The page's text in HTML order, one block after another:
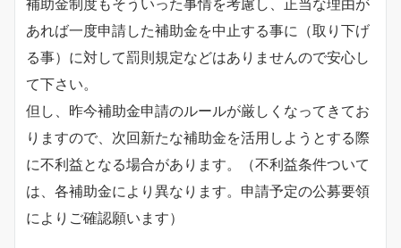
補助金制度もそういった事情を考慮し、正当な理由が
あれば一度申請した補助金を中止する事に（取り下げ
る事）に対して罰則規定などはありませんので安心し
て下さい。
但し、昨今補助金申請のルールが厳しくなってきてお
りますので、次回新たな補助金を活用しようとする際
に不利益となる場合があります。（不利益条件ついて
は、各補助金により異なります。申請予定の公募要領
によりご確認願います）